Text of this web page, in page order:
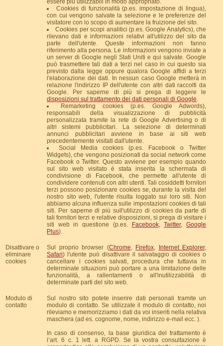
essere più utilizzabili in modo appropriato.
Cookies di funzionalità (p.es. impostazione di lingua),
con cui vengono salvate la selezione e le preferenze del
visitatore con lo scopo di aumentare la fruizione del sito.
Cookies per scopi analitici (p.es. Google Analytics), che
rilevano dati e informazioni relativi all'utilizzo del sito da
parte dell'utente. Queste informazioni non fanno
riferimento alla persona. Le informazioni vengono inviate a
un server di Google negli Stati Uniti e qui salvate. Google
può trasmettere tali dati a terzi nel caso in cui questo sia
previsto dalla legge oppure qualora Google affidi a terzi
l'elaborazione dei dati. In nessun caso Google metterà in
relazione l'indirizzo IP dell'utente con altri dati raccolti da
Google. Per saperne di più si prega di leggere le
disposizioni sul trattamento dei dati personali di Google.
Remarketing cookies (p.es. Google Adwords),
responsabili della visualizzazione di pubblicità
personalizzata tramite la rete di Google Advertising o di
altri sistemi pubblicitari. La selezione di determinati
annunci pubblicitari avviene in base ai siti web
precedentemente visitati dall'utente.
Social Media cookies (p.es. Facebook o Twitter
Widgets), che vengono posizionati da social network come
Facebook o Twitter. Questo avviene per esempio quando
sul sito web visitato è stata inserita la schermata di
condivisione di Facebook, che permette all'utente di
condividere contenuti con altri utenti. Tali cosiddetti fornitori
terzi possono posizionare cookies se, durante la visita del
nostro sito web, l'utente risulta loggato sui loro siti. Non
abbiamo alcuna influenza sulle impostazioni cookies di tali
siti. Per saperne di più sull'utilizzo di cookies da parte di
tali fornitori terzi e relative disposizioni, si prega di visitare i
siti web in questione (p.es.
Facebook,Twitter,Google
Plus).
Disattivare o
eliminare
cookies
Sul proprio browser (Chrome, Firefox, Internet Explorer,
Safari) l'utente può disattivare il salvataggio di cookies o
cancellare i cookies salvati, procedura che tuttavia in
determinate situazioni può portare a una limitazione delle
funzionalità, a rallentamenti o all'inutilizzabilità di
determinate parti del sito web.
Modulo di
contatto
Sul nostro sito potete inserire dati personali tramite un
modulo di contatto. Se utilizzate il modulo di contatto, noi
rileviamo e memorizziamo i dati da voi inseriti nella relativa
maschera (ad es. cognome, nome, indirizzo e-mail ecc. ).
In caso di consenso, la base giuridica del trattamento è
l’art. 6 c. 1 lett. a RGPD. Se la vostra consultazione è